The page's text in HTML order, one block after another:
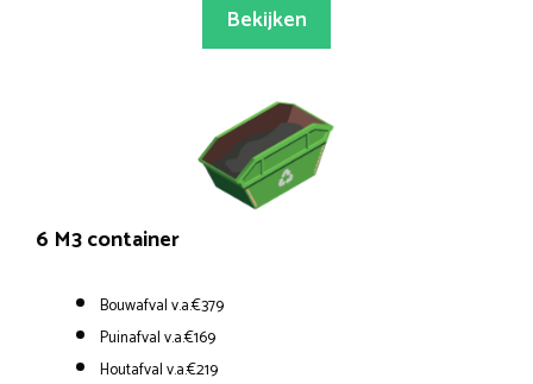
Bekijken
6 M3 container
Bouwafval v.a.€379
Puinafval v.a.€169
Houtafval v.a.€219